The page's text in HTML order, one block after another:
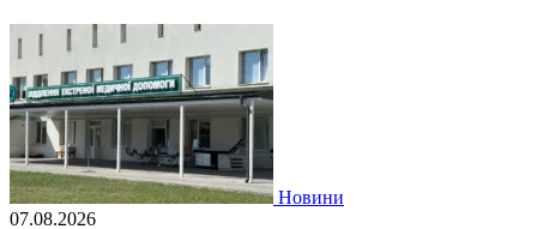
Новини
07.08.2026